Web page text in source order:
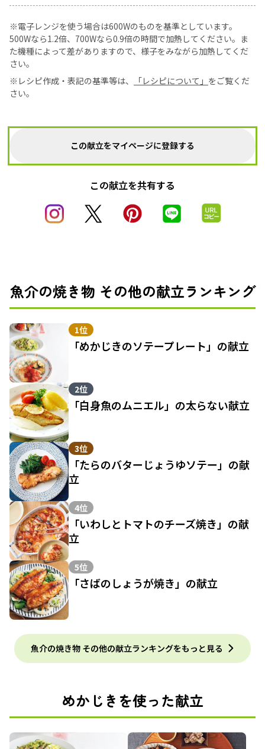
※電子レンジを使う場合は600Wのものを基準としています。
500Wなら1.2倍、700Wなら0.9倍の時間で加熱してください。ま
た機種によって差がありますので、様子をみながら加熱してくだ
さい。
※レシピ作成・表記の基準等は、
「レシピについて」 をご覧くだ
さい。
この献立をマイページに登録する
この献立を共有する
魚介の焼き物 その他の献立ランキング
1位
「めかじきのソテープレート」の献立
2位
「白身魚のムニエル」の太らない献立
3位
「たらのバターじょうゆソテー」の献
立
4位
「いわしとトマトのチーズ焼き」の献
立
5位
「さばのしょうが焼き」の献立
魚介の焼き物 その他の献立ランキングをもっと見る
めかじきを使った献立